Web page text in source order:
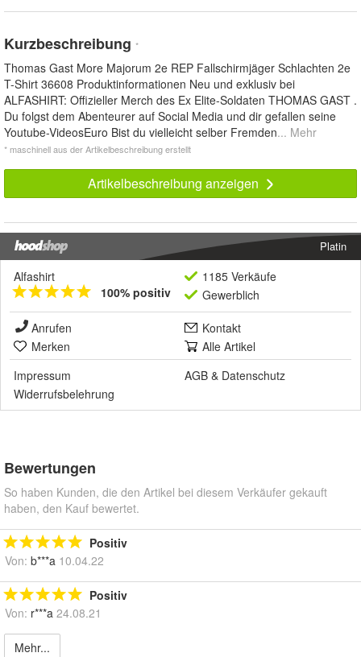
Kurzbeschreibung *
Thomas Gast More Majorum 2e REP Fallschirmjäger Schlachten 2e
T-Shirt 36608 Produktinformationen Neu und exklusiv bei
ALFASHIRT: Offizieller Merch des Ex Elite-Soldaten THOMAS GAST .
Du folgst dem Abenteurer auf Social Media und dir gefallen seine
Youtube-VideosEuro Bist du vielleicht selber Fremden... Mehr
* maschinell aus der Artikelbeschreibung erstellt
Artikelbeschreibung anzeigen
Platin
Alfashirt
100% positiv
1185 Verkäufe
Gewerblich
Anrufen
Kontakt
Merken
Alle Artikel
Impressum
AGB & Datenschutz
Widerrufsbelehrung
Bewertungen
So haben Kunden, die den Artikel bei diesem Verkäufer gekauft
haben, den Kauf bewertet.
Positiv
Von: b***a 10.04.22
Positiv
Von: r***a 24.08.21
Mehr...